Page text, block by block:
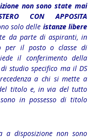
non sono state mai
CON APPOSITA
solo delle istanze libere
da parte di aspiranti, in
per il posto o classe di
il conferimento della
studio specifico ma il DS
a chi si mette a
titolo e, in via del tutto
in possesso di titolo
a disposizione non sono